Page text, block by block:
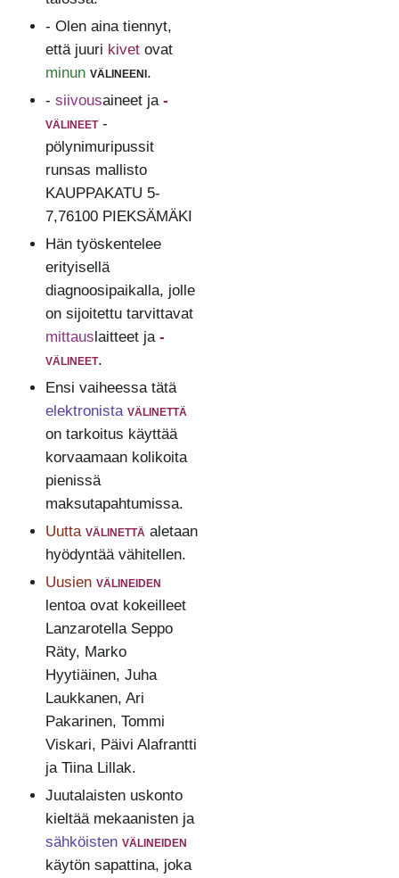
- Olen aina tiennyt,
että juuri kivetovat
minun välineeni.
- siivousaineet ja -
välineet-
pölynimuripussit
runsas mallisto
KAUPPAKATU 5-
7,76100 PIEKSÄMÄKI
Hän työskentelee
erityisellä
diagnoosipaikalla, jolle
on sijoitettu tarvittavat
mittauslaitteet ja -
välineet.
Ensi vaiheessa tätä
elektronista välinettä
on tarkoitus käyttää
korvaamaan kolikoita
pienissä
maksutapahtumissa.
Uutta välinettä aletaan
hyödyntää vähitellen.
Uusien välineiden
lentoa ovat kokeilleet
Lanzarotella Seppo
Räty, Marko
Hyytiäinen, Juha
Laukkanen, Ari
Pakarinen, Tommi
Viskari, Päivi Alafrantti
ja Tiina Lillak.
Juutalaisten uskonto
kieltää mekaanisten ja
sähköisten välineiden
käytön sapattina, joka